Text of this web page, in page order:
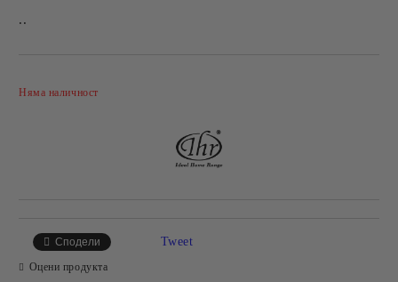
..
Няма наличност
Сподели Tweet
Оцени продукта